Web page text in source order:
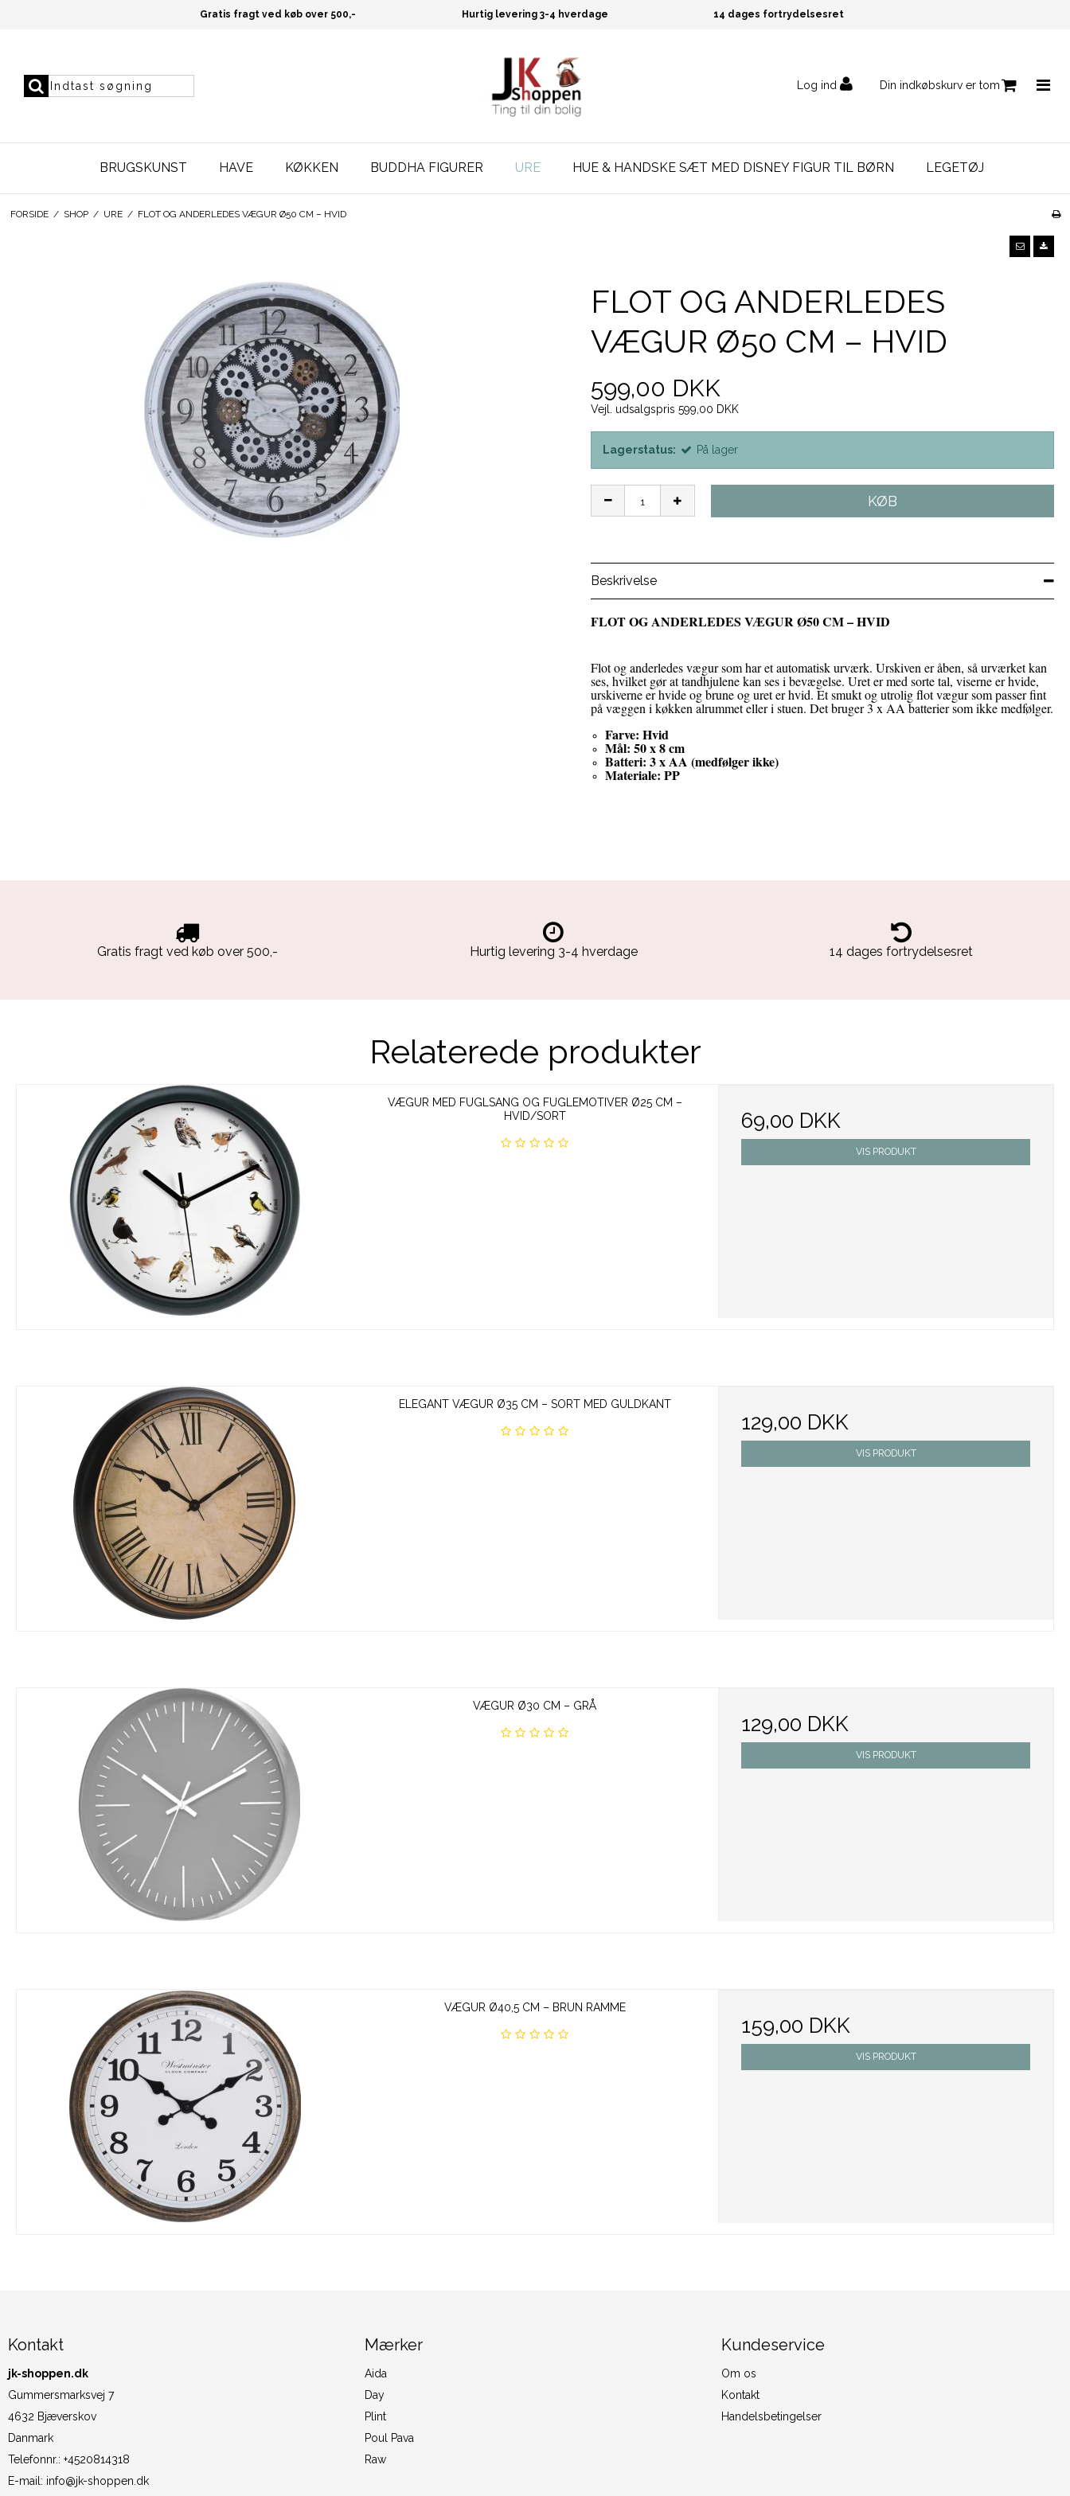
Gratis fragt ved køb over 500,- Hurtig levering 3-4 hverdage 14 dages fortrydelsesret
Log ind Din indkøbskurv er tom
BRUGSKUNST HAVE KØKKEN BUDDHA FIGURER URE HUE & HANDSKE SÆT MED DISNEY FIGUR TIL BØRN LEGETØJ
FORSIDE / SHOP / URE / FLOT OG ANDERLEDES VÆGUR Ø50 CM – HVID
FLOT OG ANDERLEDES
VÆGUR Ø50 CM – HVID
599,00 DKK
Vejl. udsalgspris 599,00 DKK
Lagerstatus: På lager
KØB
Beskrivelse
FLOT OG ANDERLEDES VÆGUR Ø50 CM – HVID
Flot og anderledes vægur som har et automatisk urværk. Urskiven er åben, så urværket kan
ses, hvilket gør at tandhjulene kan ses i bevægelse. Uret er med sorte tal, viserne er hvide,
urskiverne er hvide og brune og uret er hvid. Et smukt og utrolig flot vægur som passer fint
på væggen i køkken alrummet eller i stuen. Det bruger 3 x AA batterier som ikke medfølger.
Farve: Hvid
Mål: 50 x 8 cm
Batteri: 3 x AA (medfølger ikke)
Materiale: PP
Gratis fragt ved køb over 500,- Hurtig levering 3-4 hverdage 14 dages fortrydelsesret
Relaterede produkter
VÆGUR MED FUGLSANG OG FUGLEMOTIVER Ø25 CM –
HVID/SORT
69,00 DKK
VIS PRODUKT
ELEGANT VÆGUR Ø35 CM – SORT MED GULDKANT
129,00 DKK
VIS PRODUKT
VÆGUR Ø30 CM – GRÅ
129,00 DKK
VIS PRODUKT
VÆGUR Ø40,5 CM – BRUN RAMME
159,00 DKK
VIS PRODUKT
Kontakt
jk-shoppen.dk
Gummersmarksvej 7
4632 Bjæverskov
Danmark
Telefonnr.: +4520814318
E-mail : info@jk-shoppen.dk
Mærker
Aida
Day
Plint
Poul Pava
Raw
Kundeservice
Om os
Kontakt
Handelsbetingelser